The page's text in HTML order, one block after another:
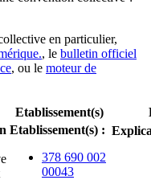
en particulier,
, le bulletin officiel
, ou le moteur de
Etablissement(s)
Etablissement(s) :
378 690 002
00043